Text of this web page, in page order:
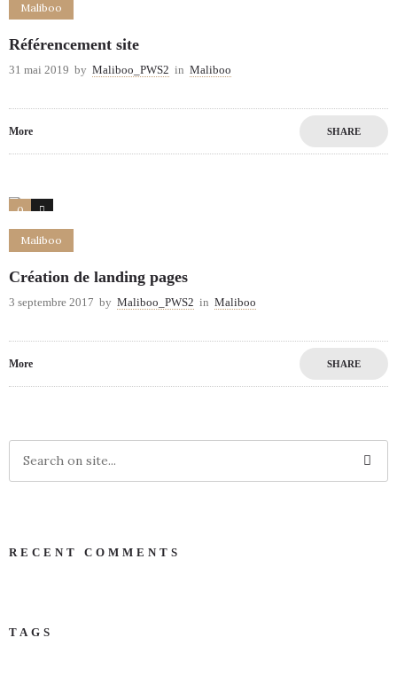
Maliboo
Référencement site
31 mai 2019 by Maliboo_PWS2 in Maliboo
More SHARE
0 2
Maliboo
Création de landing pages
3 septembre 2017 by Maliboo_PWS2 in Maliboo
More SHARE
RECENT COMMENTS
TAGS